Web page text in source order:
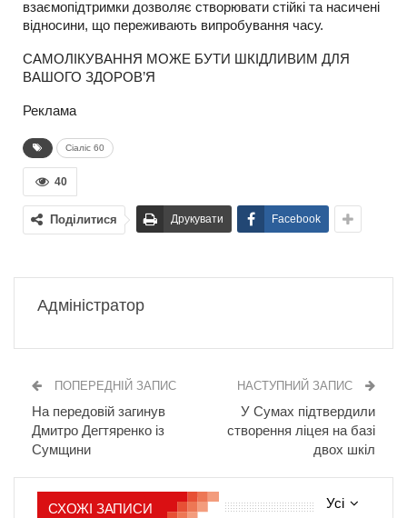
взаємопідтримки дозволяє створювати стійкі та насичені
відносини, що переживають випробування часу.
САМОЛІКУВАННЯ МОЖЕ БУТИ ШКІДЛИВИМ ДЛЯ
ВАШОГО ЗДОРОВ’Я
Реклама
Сіаліс 60
40
Поділитися Друкувати Facebook
Адміністратор
ПОПЕРЕДНІЙ ЗАПИС
На передовій загинув
Дмитро Дегтяренко із
Сумщини
НАСТУПНИЙ ЗАПИС
У Сумах підтвердили
створення ліцея на базі
двох шкіл
Усі
СХОЖІ ЗАПИСИ